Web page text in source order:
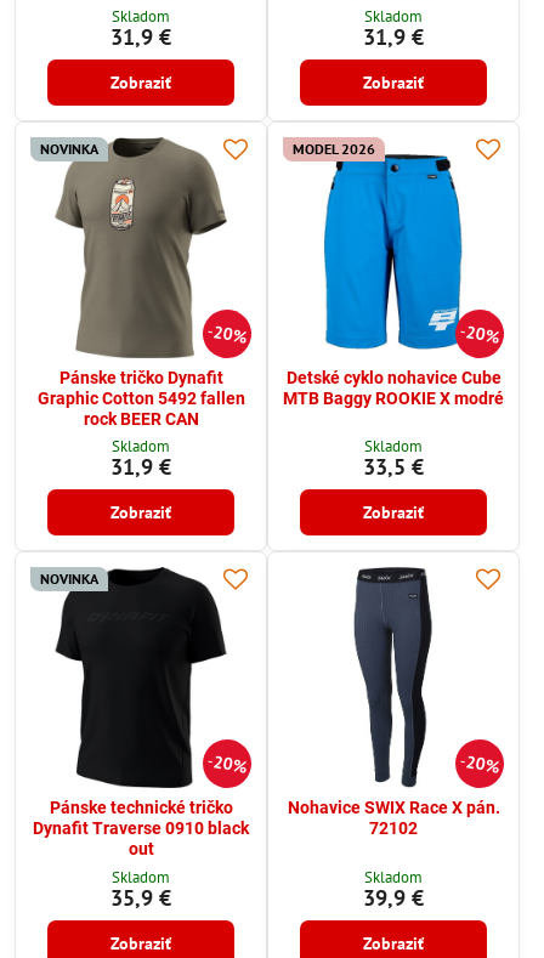
Skladom
31,9 €
Zobraziť
Skladom
31,9 €
Zobraziť
20%
NOVINKA
Pánske tričko Dynafit
Graphic Cotton 5492 fallen
rock BEER CAN
Skladom
31,9 €
Zobraziť
20%
MODEL 2026
Detské cyklo nohavice Cube
MTB Baggy ROOKIE X modré
Skladom
33,5 €
Zobraziť
20%
NOVINKA
Pánske technické tričko
Dynafit Traverse 0910 black
out
Skladom
35,9 €
Zobraziť
20%
Nohavice SWIX Race X pán.
72102
Skladom
39,9 €
Zobraziť